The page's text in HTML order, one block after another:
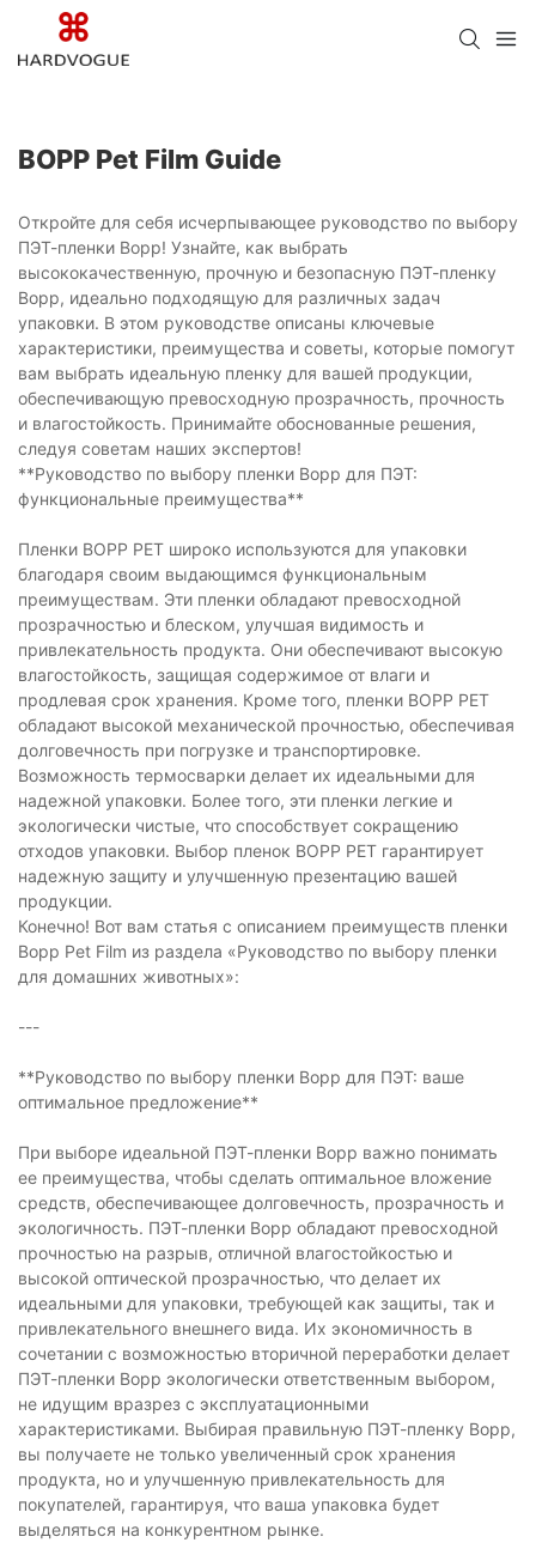
BOPP Pet Film Guide
Откройте для себя исчерпывающее руководство по выбору
ПЭТ-пленки Bopp! Узнайте, как выбрать
высококачественную, прочную и безопасную ПЭТ-пленку
Bopp, идеально подходящую для различных задач
упаковки. В этом руководстве описаны ключевые
характеристики, преимущества и советы, которые помогут
вам выбрать идеальную пленку для вашей продукции,
обеспечивающую превосходную прозрачность, прочность
и влагостойкость. Принимайте обоснованные решения,
следуя советам наших экспертов!
**Руководство по выбору пленки Bopp для ПЭТ:
функциональные преимущества**
Пленки BOPP PET широко используются для упаковки
благодаря своим выдающимся функциональным
преимуществам. Эти пленки обладают превосходной
прозрачностью и блеском, улучшая видимость и
привлекательность продукта. Они обеспечивают высокую
влагостойкость, защищая содержимое от влаги и
продлевая срок хранения. Кроме того, пленки BOPP PET
обладают высокой механической прочностью, обеспечивая
долговечность при погрузке и транспортировке.
Возможность термосварки делает их идеальными для
надежной упаковки. Более того, эти пленки легкие и
экологически чистые, что способствует сокращению
отходов упаковки. Выбор пленок BOPP PET гарантирует
надежную защиту и улучшенную презентацию вашей
продукции.
Конечно! Вот вам статья с описанием преимуществ пленки
Bopp Pet Film из раздела «Руководство по выбору пленки
для домашних животных»:
---
**Руководство по выбору пленки Bopp для ПЭТ: ваше
оптимальное предложение**
При выборе идеальной ПЭТ-пленки Bopp важно понимать
ее преимущества, чтобы сделать оптимальное вложение
средств, обеспечивающее долговечность, прозрачность и
экологичность. ПЭТ-пленки Bopp обладают превосходной
прочностью на разрыв, отличной влагостойкостью и
высокой оптической прозрачностью, что делает их
идеальными для упаковки, требующей как защиты, так и
привлекательного внешнего вида. Их экономичность в
сочетании с возможностью вторичной переработки делает
ПЭТ-пленки Bopp экологически ответственным выбором,
не идущим вразрез с эксплуатационными
характеристиками. Выбирая правильную ПЭТ-пленку Bopp,
вы получаете не только увеличенный срок хранения
продукта, но и улучшенную привлекательность для
покупателей, гарантируя, что ваша упаковка будет
выделяться на конкурентном рынке.